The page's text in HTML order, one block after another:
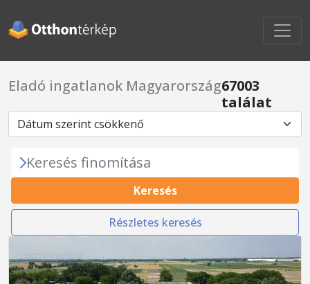
Eladó ingatlanok Magyarország67003
találat
Keresés finomítása
Keresés
Részletes keresés